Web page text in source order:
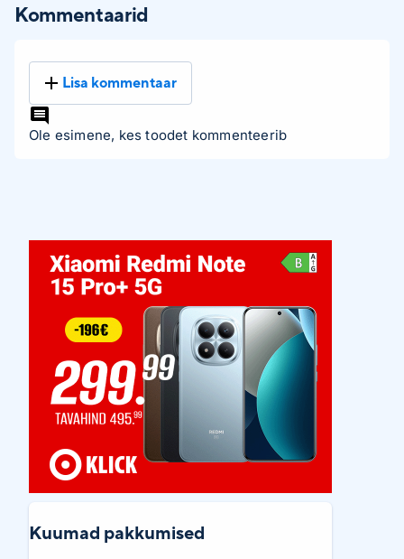
Kommentaarid
Lisa kommentaar
Ole esimene, kes toodet kommenteerib
Kuumad pakkumised